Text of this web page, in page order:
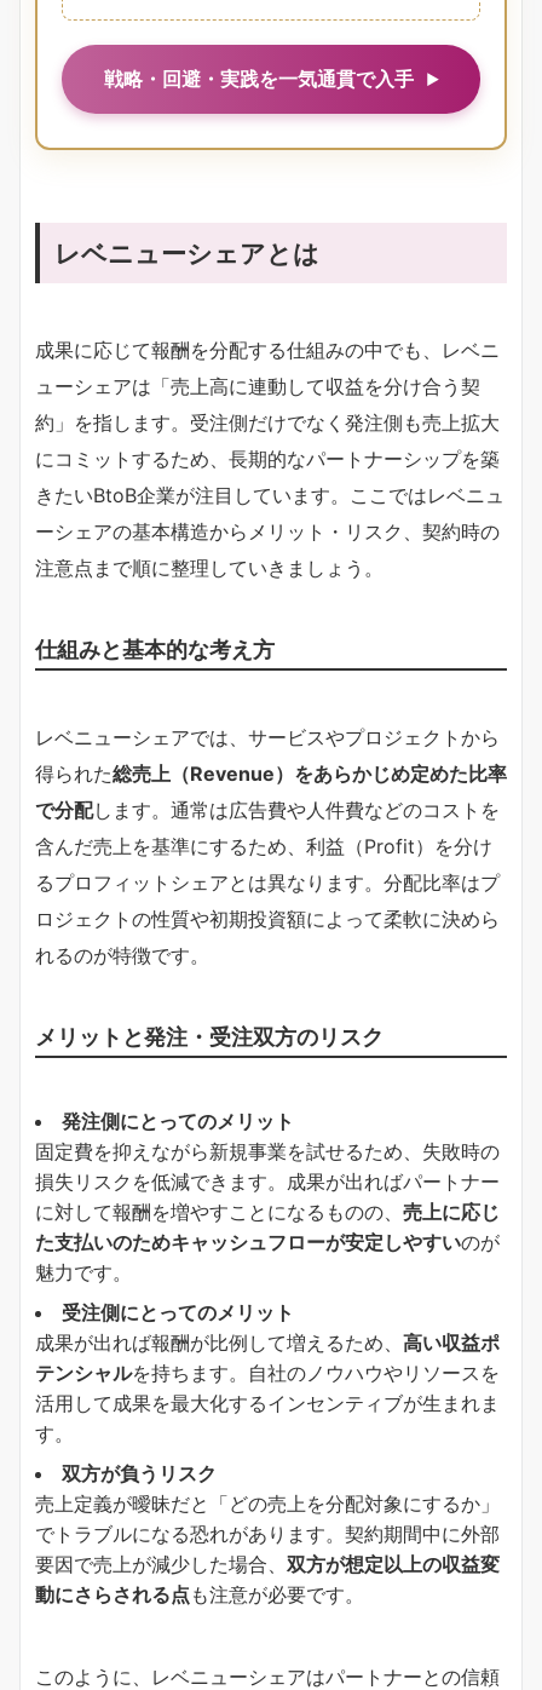
戦略・回避・実践を一気通貫で入手
レベニューシェアとは
成果に応じて報酬を分配する仕組みの中でも、レベニ
ューシェアは「売上高に連動して収益を分け合う契
約」を指します。受注側だけでなく発注側も売上拡大
にコミットするため、長期的なパートナーシップを築
きたいBtoB企業が注目しています。ここではレベニュ
ーシェアの基本構造からメリット・リスク、契約時の
注意点まで順に整理していきましょう。
仕組みと基本的な考え方
レベニューシェアでは、サービスやプロジェクトから
得られた総売上（Revenue）をあらかじめ定めた比率
で分配します。通常は広告費や人件費などのコストを
含んだ売上を基準にするため、利益（Profit）を分け
るプロフィットシェアとは異なります。分配比率はプ
ロジェクトの性質や初期投資額によって柔軟に決めら
れるのが特徴です。
メリットと発注・受注双方のリスク
発注側にとってのメリット
固定費を抑えながら新規事業を試せるため、失敗時の
損失リスクを低減できます。成果が出ればパートナー
に対して報酬を増やすことになるものの、 売上に応じ
た支払いのためキャッシュフローが安定しやすいのが
魅力です。
受注側にとってのメリット
成果が出れば報酬が比例して増えるため、 高い収益ポ
テンシャルを持ちます。自社のノウハウやリソースを
活用して成果を最大化するインセンティブが生まれま
す。
双方が負うリスク
売上定義が曖昧だと「どの売上を分配対象にするか」
でトラブルになる恐れがあります。契約期間中に外部
要因で売上が減少した場合、 双方が想定以上の収益変
動にさらされる点 も注意が必要です。
このように、レベニューシェアはパートナーとの信頼